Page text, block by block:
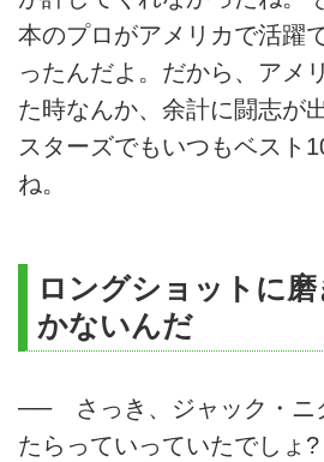
本のプロがアメリカで活躍
ったんだよ。だから、アメ
た時なんか、余計に闘志が
スターズでもいつもベスト
ね。
ロングショットに
かないんだ
── さっき、ジャック・ニ
たらっていっていたでしょ?